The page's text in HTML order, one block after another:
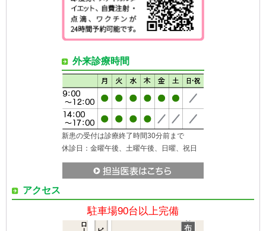
外来診療時間
新患の受付は診療終了時間30分前まで
休診日：金曜午後、土曜午後、日曜、祝日
アクセス
駐車場90台以上完備